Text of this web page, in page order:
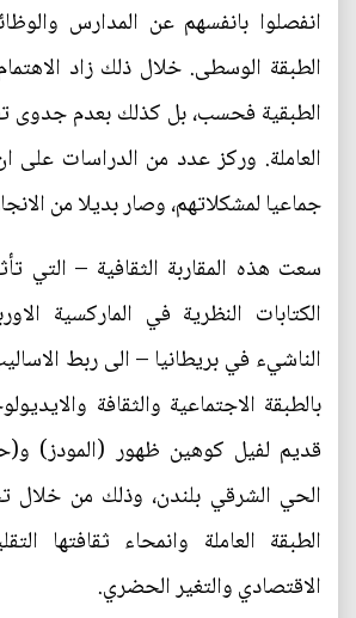
انفصلوا بانفسهم عن المدارس
الطبقة الوسطى. خلال ذلك زاد
الطبقية فحسب، بل كذلك بعدم جدوى
العاملة. وركز عدد من الدراسات على
جماعيا لمشكلاتهم، وصار بديلا من
سعت هذه المقاربة الثقافية – التي
الكتابات النظرية في الماركسية
الناشيء في بريطانيا – الى ربط
بالطبقة الاجتماعية والثقافة
قديم لفيل كوهين ظهور (المودز)
الحي الشرقي بلندن، وذلك من خلال
الطبقة العاملة وانمحاء ثقافتها
الاقتصادي والتغير الحضري.